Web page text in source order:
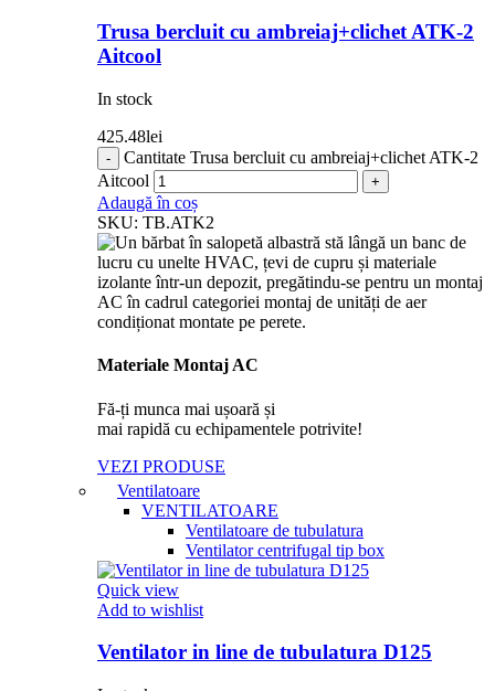
Trusa bercluit cu ambreiaj+clichet ATK-2
Aitcool
In stock
425.48lei
Cantitate Trusa bercluit cu ambreiaj+clichet ATK-2
Aitcool
Adaugă în coș
SKU: TB.ATK2
Materiale Montaj AC
Fă-ți munca mai ușoară și
mai rapidă cu echipamentele potrivite!
VEZI PRODUSE
Ventilatoare
VENTILATOARE
Ventilatoare de tubulatura
Ventilator centrifugal tip box
Quick view
Add to wishlist
Ventilator in line de tubulatura D125